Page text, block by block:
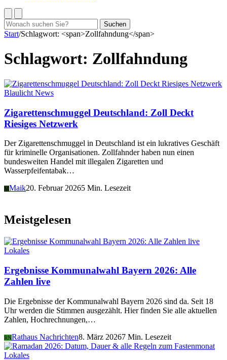
Suchen
nach:
Suchen
Start/Schlagwort: <span>Zollfahndung</span>
Schlagwort: Zollfahndung
Blaulicht News
Zigarettenschmuggel Deutschland: Zoll Deckt
Riesiges Netzwerk
Der Zigarettenschmuggel in Deutschland ist ein lukratives Geschäft
für kriminelle Organisationen. Zollfahnder haben nun einen
bundesweiten Handel mit illegalen Zigaretten und
Wasserpfeifentabak…
M Maik20. Februar 20265 Min. Lesezeit
Meistgelesen
Lokales
Ergebnisse Kommunalwahl Bayern 2026: Alle
Zahlen live
Die Ergebnisse der Kommunalwahl Bayern 2026 sind da. Seit 18
Uhr werden die Stimmen ausgezählt. Hier finden Sie alle aktuellen
Zahlen, Hochrechnungen,…
RNRathaus Nachrichten8. März 20267 Min. Lesezeit
Lokales